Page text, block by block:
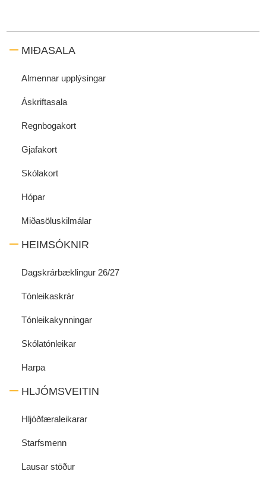
MIÐASALA
Almennar upplýsingar
Áskriftasala
Regnbogakort
Gjafakort
Skólakort
Hópar
Miðasöluskilmálar
HEIMSÓKNIR
Dagskrárbæklingur 26/27
Tónleikaskrár
Tónleikakynningar
Skólatónleikar
Harpa
HLJÓMSVEITIN
Hljóðfæraleikarar
Starfsmenn
Lausar stöður